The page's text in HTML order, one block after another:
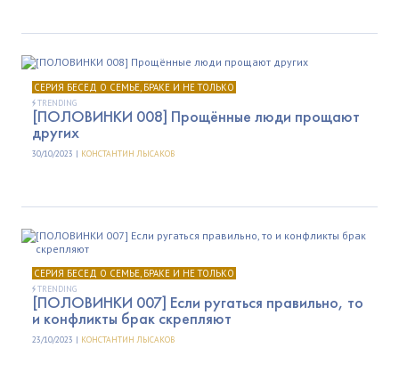
СЕРИЯ БЕСЕД О СЕМЬЕ, БРАКЕ И НЕ ТОЛЬКО
TRENDING
[ПОЛОВИНКИ 008] Прощённые люди прощают
других
30/10/2023 | КОНСТАНТИН ЛЫСАКОВ
СЕРИЯ БЕСЕД О СЕМЬЕ, БРАКЕ И НЕ ТОЛЬКО
TRENDING
[ПОЛОВИНКИ 007] Если ругаться правильно, то
и конфликты брак скрепляют
23/10/2023 | КОНСТАНТИН ЛЫСАКОВ